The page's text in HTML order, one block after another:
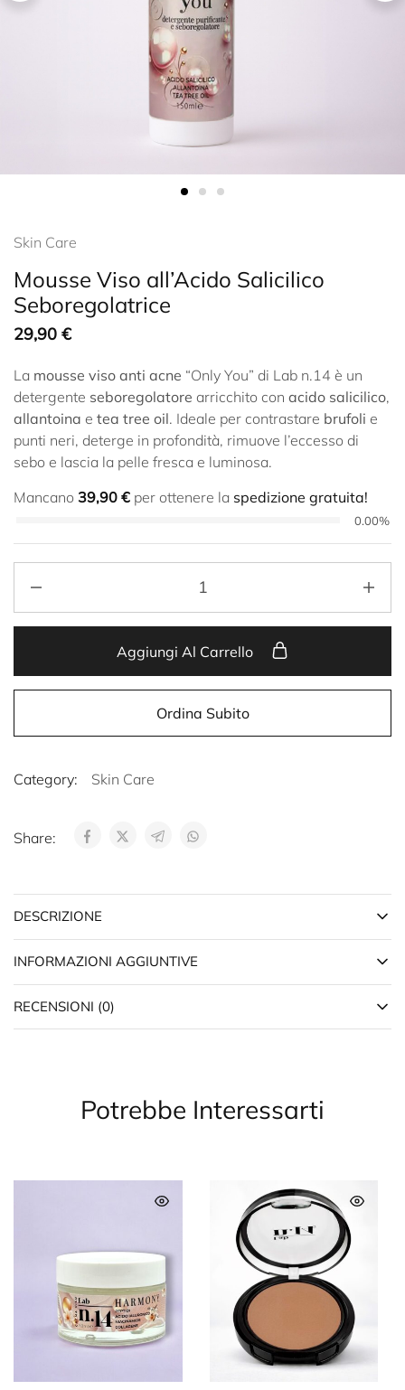
Skin Care
Mousse Viso all’Acido Salicilico
Seboregolatrice
29,90 €
La mousse viso anti acne “Only You” di Lab n.14 è un
detergente seboregolatore arricchito con acido salicilico,
allantoina e tea tree oil. Ideale per contrastare brufoli e
punti neri, deterge in profondità, rimuove l’eccesso di
sebo e lascia la pelle fresca e luminosa.
Mancano 39,90 € per ottenere la spedizione gratuita!
0.00%
Aggiungi Al Carrello
Ordina Subito
Category: Skin Care
Share:
DESCRIZIONE
INFORMAZIONI AGGIUNTIVE
RECENSIONI (0)
Potrebbe Interessarti